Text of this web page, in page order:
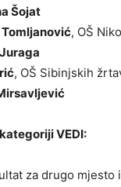
Šojat
, OŠ
, OŠ Sibinjskih
VEDI:
za drugo mjesto